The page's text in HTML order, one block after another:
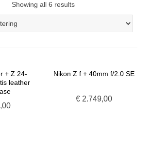
Showing all 6 results
+ Z 24-
leather
Nikon Z f + 40mm f/2.0 SE
€ 2.749,00